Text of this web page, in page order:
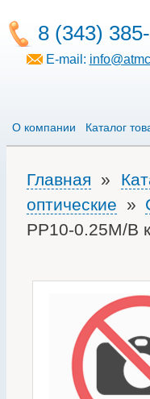
8 (343)
E-mail:
О компании Каталог
Главная »
оптические »
PP10-0.25M/B